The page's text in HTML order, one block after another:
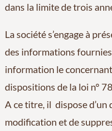
dans la limite de trois
La société s’engage à
des informations fournies
information le
dispositions de la loi n°
A ce titre, il dispose d’un
modification et de